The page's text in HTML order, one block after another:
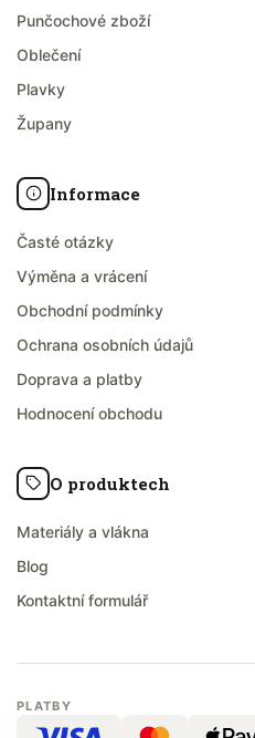
Punčochové zboží
Oblečení
Plavky
Župany
Informace
Časté otázky
Výměna a vrácení
Obchodní podmínky
Ochrana osobních údajů
Doprava a platby
Hodnocení obchodu
O produktech
Materiály a vlákna
Blog
Kontaktní formulář
PLATBY